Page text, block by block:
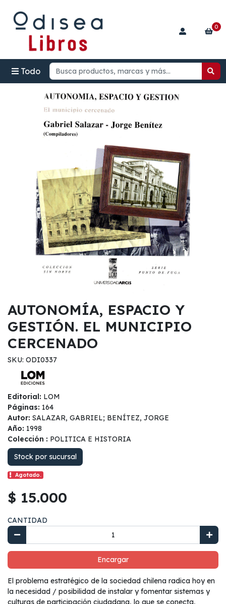
Todo
0
AUTONOMÍA, ESPACIO Y
GESTIÓN. EL MUNICIPIO
CERCENADO
SKU: ODI0337
Editorial: LOM
Páginas: 164
Autor: SALAZAR, GABRIEL; BENÍTEZ, JORGE
Año: 1998
Colección : POLITICA E HISTORIA
Stock por sucursal
Agotado.
$ 15.000
CANTIDAD
Encargar
El problema estratégico de la sociedad chilena radica hoy en
la necesidad / posibilidad de instalar y fomentar sistemas y